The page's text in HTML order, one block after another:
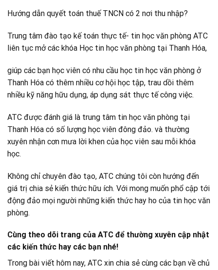
Hướng dẫn quyết toán thuế TNCN có 2 nơi thu nhập?
Trung tâm đào tạo kế toán thực tế- tin học văn phòng ATC
liên tục mở các khóa Học tin học văn phòng tại Thanh Hóa,
giúp các bạn học viên có nhu cầu học tin học văn phòng ở
Thanh Hóa có thêm nhiều cơ hội học tập, trau dồi thêm
nhiều kỹ năng hữu dụng, áp dụng sát thực tế công việc.
ATC được đánh giá là trung tâm tin học văn phòng tại
Thanh Hóa có số lượng học viên đông đảo. và thường
xuyên nhận cơn mưa lời khen của học viên sau mỗi khóa
học.
Không chỉ chuyên đào tạo, ATC chúng tôi còn hướng đến
giá trị chia sẻ kiến thức hữu ích. Với mong muốn phổ cập tới
động đảo mọi người những kiến thức hay ho của tin học văn
phòng.
Cùng theo dõi trang của ATC để thường xuyên cập nhật
các kiến thức hay các bạn nhé!
Trong bài viết hôm nay, ATC xin chia sẻ cùng các bạn về chủ